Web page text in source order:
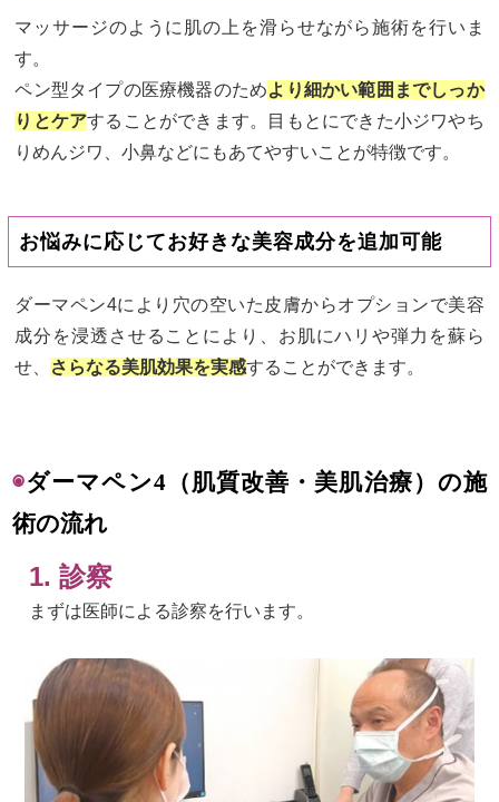
マッサージのように肌の上を滑らせながら施術を行いま
す。
ペン型タイプの医療機器のためより細かい範囲までしっか
りとケアすることができます。目もとにできた小ジワやち
りめんジワ、小鼻などにもあてやすいことが特徴です。
お悩みに応じてお好きな美容成分を追加可能
ダーマペン4により穴の空いた皮膚からオプションで美容
成分を浸透させることにより、お肌にハリや弾力を蘇ら
せ、 さらなる美肌効果を実感することができます。
◉ダーマペン4（肌質改善・美肌治療）の施
術の流れ
1. 診察
まずは医師による診察を行います。